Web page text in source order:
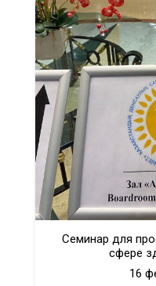
Cеминар для
сфере
16